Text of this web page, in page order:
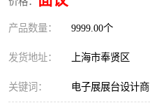
产品数量： 9999.00个
发货地址： 上海市奉贤区
关键词： 电子展展台设计商